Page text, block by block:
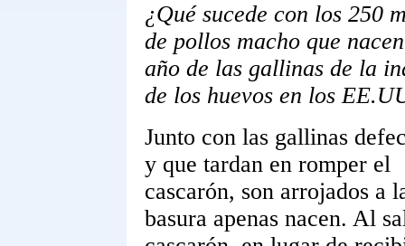
¿Qué sucede con los 250
de pollos macho que
año de las gallinas de la
de los huevos en los
Junto con las gallinas
y que tardan en romper el
cascarón, son arrojados a
basura apenas nacen. Al